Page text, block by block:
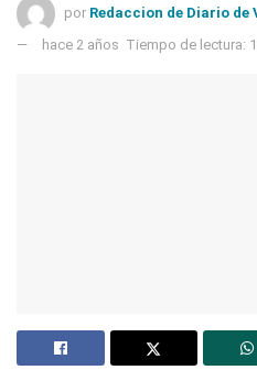
por Redaccion de Diario
hace 2 años Tiempo de lectura: